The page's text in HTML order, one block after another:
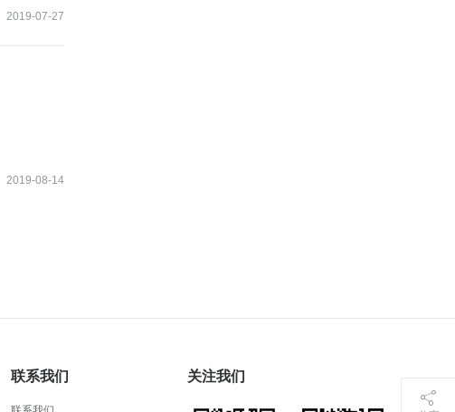
2019-07-27
2019-08-14
联系我们 关注我们